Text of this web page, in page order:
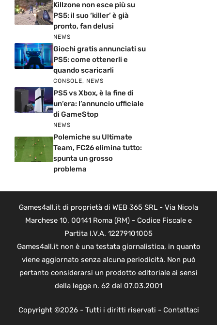
Killzone non esce più su
PS5: il suo ‘killer’ è già
pronto, fan delusi
NEWS
Giochi gratis annunciati su
PS5: come ottenerli e
quando scaricarli
CONSOLE, NEWS
PS5 vs Xbox, è la fine di
un’era: l’annuncio ufficiale
di GameStop
NEWS
Polemiche su Ultimate
Team, FC26 elimina tutto:
spunta un grosso
problema
Games4all.it di proprietà di WEB 365 SRL - Via Nicola
Marchese 10, 00141 Roma (RM) - Codice Fiscale e
Partita I.V.A. 12279101005
Games4all.it non è una testata giornalistica, in quanto
viene aggiornato senza alcuna periodicità. Non può
pertanto considerarsi un prodotto editoriale ai sensi
della legge n. 62 del 07.03.2001
Copyright ©2026 - Tutti i diritti riservati - Contattaci